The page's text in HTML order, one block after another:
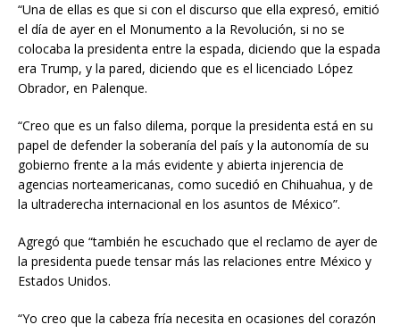
“Una de ellas es que si con el discurso que ella expresó, emitió
el día de ayer en el Monumento a la Revolución, si no se
colocaba la presidenta entre la espada, diciendo que la espada
era Trump, y la pared, diciendo que es el licenciado López
Obrador, en Palenque.
“Creo que es un falso dilema, porque la presidenta está en su
papel de defender la soberanía del país y la autonomía de su
gobierno frente a la más evidente y abierta injerencia de
agencias norteamericanas, como sucedió en Chihuahua, y de
la ultraderecha internacional en los asuntos de México”.
Agregó que “también he escuchado que el reclamo de ayer de
la presidenta puede tensar más las relaciones entre México y
Estados Unidos.
“Yo creo que la cabeza fría necesita en ocasiones del corazón